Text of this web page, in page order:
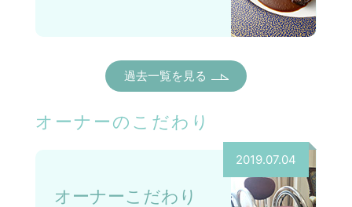
過去一覧を見る
オーナーのこだわり
2019.07.04
オーナーこだわり